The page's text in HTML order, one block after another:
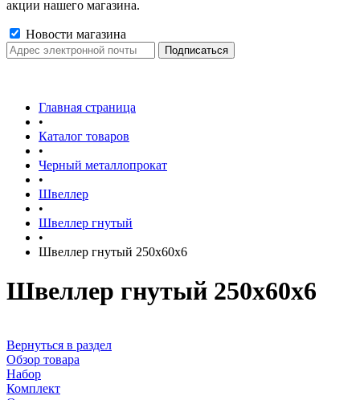
акции нашего магазина.
Новости магазина
Главная страница
•
Каталог товаров
•
Черный металлопрокат
•
Швеллер
•
Швеллер гнутый
•
Швеллер гнутый 250х60х6
Швеллер гнутый 250х60х6
Вернуться в раздел
Обзор товара
Набор
Комплект